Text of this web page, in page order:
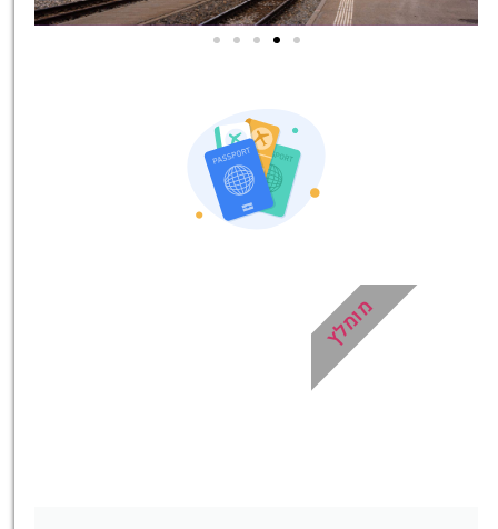
שאסור לכם לפספס!
לחצו פה!
מומלץ